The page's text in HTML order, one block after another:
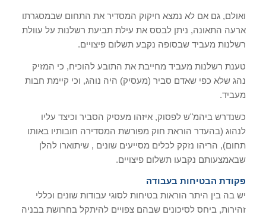
ואולם, גם אם לא נמצא חיקוק המסדיר את התחום שבמסגרתו
ארעה התאונה, ניתן לבסס את עילת תביעת רשלנות על עוולת
רשלנות מעביד שבסופה נקבע תשלום פיצויים.
טענת רשלנות מעביד מחייבת את התובע להוכיח, כי המזיק
נהג שלא כפי שאדם סביר (מעסיק) היה נוהג, וכי קיימת חבות
מעביד.
כשנדרש ביהמ"ש לפסוק, איזהו מעסיק הסביר וכיצד עליו
לנהוג (בהעדר הוראת חוק מפורשת המסדירה חובותיו באותו
תחום), הריהו נזקק לכלים מסייעים שונים , שיתוארו להלן
שבאמצעותם נקבעו תשלום פיצויים.
פקודת הבטיחות בעבודה
יש בה בין היתר הוראות בטיחות לסוגי עבודות שונים וכללי
זהירות, ביחס לסיכונים שבהם צפויים להיתקל בחרושת בבניה